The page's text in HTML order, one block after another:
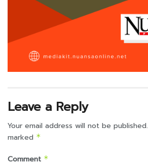
Leave a Reply
Your email address will not be published.
marked *
Comment *